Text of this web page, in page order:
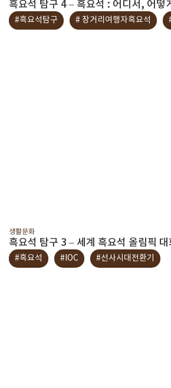
흑요석 탐구 4 – 흑요석 : 어디서, 어떻
#흑요석탐구 # 장거리여행자흑요석
생활문화
흑요석 탐구 3 – 세계 흑요석 올림픽
#흑요석 #IOC #선사시대전환기